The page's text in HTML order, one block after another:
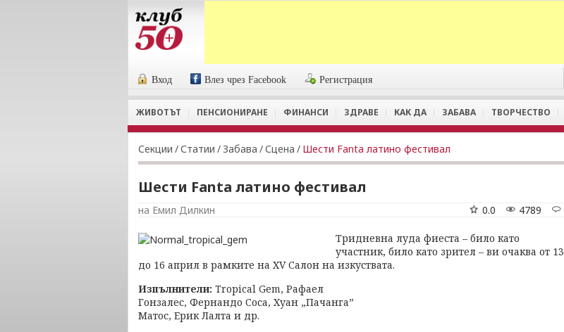
Вход Влез чрез Facebook Регистрация
ЖИВОТЪТ ПЕНСИОНИРАНЕ ФИНАНСИ ЗДРАВЕ КАК ДА ЗАБАВА ТВОРЧЕСТВО
Секции /Статии / Забава /Сцена / Шести Fanta латино фестивал
Шести Fanta латино фестивал
на Емил Дилкин 4789
0.0
Тридневна луда фиеста – било като
участник, било като зрител – ви очаква от 13
до 16 април в рамките на ХV Салон на изкуствата.
Изпълнители: Tropical Gem, Рафаел
Гонзалес, Фернандо Соса, Хуан „Пачанга”
Матос, Ерик Лалта и др.